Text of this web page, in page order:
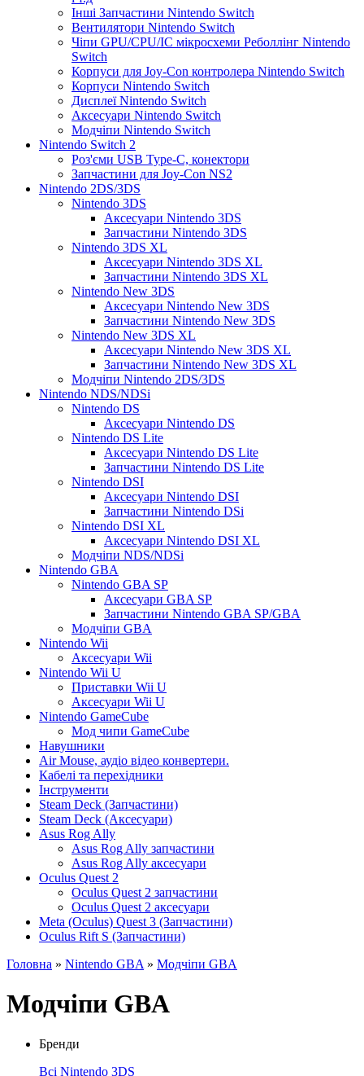
Інші Запчастини Nintendo Switch
Вентилятори Nintendo Switch
Чіпи GPU/CPU/IC мікросхеми Реболлінг Nintendo
Switch
Корпуси для Joy-Con контролера Nintendo Switch
Корпуси Nintendo Switch
Дисплеї Nintendo Switch
Аксесуари Nintendo Switch
Модчіпи Nintendo Switch
Nintendo Switch 2
Роз'єми USB Type-C, конектори
Запчастини для Joy-Con NS2
Nintendo 2DS/3DS
Nintendo 3DS
Аксесуари Nintendo 3DS
Запчастини Nintendo 3DS
Nintendo 3DS XL
Аксесуари Nintendo 3DS XL
Запчастини Nintendo 3DS XL
Nintendo New 3DS
Аксесуари Nintendo New 3DS
Запчастини Nintendo New 3DS
Nintendo New 3DS XL
Аксесуари Nintendo New 3DS XL
Запчастини Nintendo New 3DS XL
Модчіпи Nintendo 2DS/3DS
Nintendo NDS/NDSi
Nintendo DS
Аксесуари Nintendo DS
Nintendo DS Lite
Аксесуари Nintendo DS Lite
Запчастини Nintendo DS Lite
Nintendo DSI
Аксесуари Nintendo DSI
Запчастини Nintendo DSi
Nintendo DSI XL
Аксесуари Nintendo DSI XL
Модчіпи NDS/NDSi
Nintendo GBA
Nintendo GBA SP
Аксесуари GBA SP
Запчастини Nintendo GBA SP/GBA
Модчіпи GBA
Nintendo Wii
Аксесуари Wii
Nintendo Wii U
Приставки Wii U
Аксесуари Wii U
Nintendo GameCube
Мод чипи GameCube
Навушники
Air Mouse, аудіо відео конвертери.
Кабелі та перехідники
Інструменти
Steam Deck (Запчастини)
Steam Deck (Аксесуари)
Asus Rog Ally
Asus Rog Ally запчастини
Asus Rog Ally аксесуари
Oculus Quest 2
Oculus Quest 2 запчастини
Oculus Quest 2 аксесуари
Meta (Oculus) Quest 3 (Запчастини)
Oculus Rift S (Запчастини)
Головна » Nintendo GBA » Модчіпи GBA
Модчіпи GBA
Бренди
Всі Nintendo 3DS